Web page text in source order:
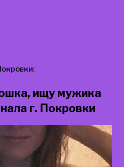
ищу мужика
г. Покровки